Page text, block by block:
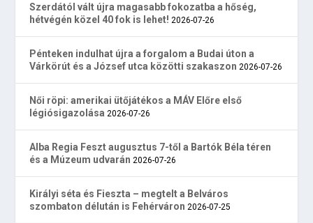
Szerdától vált újra magasabb fokozatba a hőség,
hétvégén közel 40 fok is lehet! 2026-07-26
Pénteken indulhat újra a forgalom a Budai úton a
Várkörút és a József utca közötti szakaszon 2026-07-26
Női röpi: amerikai ütőjátékos a MÁV Előre első
légiósigazolása 2026-07-26
Alba Regia Feszt augusztus 7-től a Bartók Béla téren
és a Múzeum udvarán 2026-07-26
Királyi séta és Fieszta – megtelt a Belváros
szombaton délután is Fehérváron 2026-07-25